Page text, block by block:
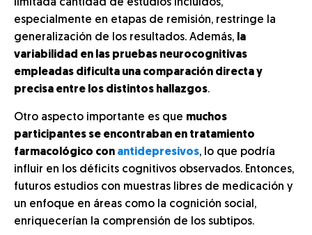
limitada cantidad de estudios incluidos,
especialmente en etapas de remisión, restringe la
generalización de los resultados. Además, la
variabilidad en las pruebas neurocognitivas
empleadas dificulta una comparación directa y
precisa entre los distintos hallazgos.
Otro aspecto importante es que muchos
participantes se encontraban en tratamiento
farmacológico con antidepresivos, lo que podría
influir en los déficits cognitivos observados. Entonces,
futuros estudios con muestras libres de medicación y
un enfoque en áreas como la cognición social,
enriquecerían la comprensión de los subtipos.